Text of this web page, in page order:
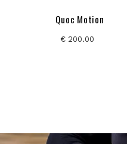
Quoc Motion
€ 200.00